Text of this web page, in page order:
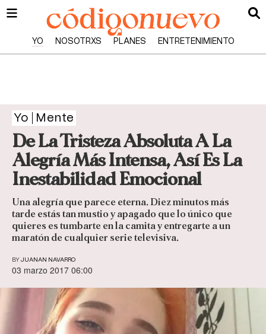
YO NOSOTRXS PLANES ENTRETENIMIENTO
Yo Mente
De La Tristeza Absoluta A La
Alegría Más Intensa, Así Es La
Inestabilidad Emocional
Una alegría que parece eterna. Diez minutos más
tarde estás tan mustio y apagado que lo único que
quieres es tumbarte en la camita y entregarte a un
maratón de cualquier serie televisiva.
BY JUANAN NAVARRO
03 marzo 2017 06:00